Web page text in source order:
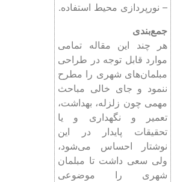
– نورپردازی محیط استفاده.
جمع‌بندی
هر چند این مقاله تمامی
موارد قابل توجه در طراحی
مبلمان‌های شهری را مطرح
ننمود و جای خالی مباحث
مهمی چون زلزله، بهداشت،
تعمیر و نگهداری و یا
تحقیقات پایدار در این
نوشتار احساس می‌شود،
ولی سعی داشت تا مبلمان
شهری را موضوعی